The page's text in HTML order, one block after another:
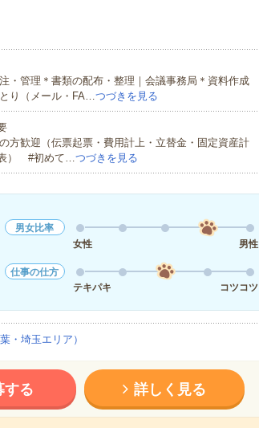
・管理＊書類の配布・整理｜会議事務局＊資料作成
り（メール・FA…つづきを見る
歓迎（伝票起票・費用計上・立替金・固定資産計
表） #初めて…つづきを見る
男女比率
女性
男性
仕事の仕方
テキパキ
コツコツ
・埼玉エリア）
する 詳しく見る